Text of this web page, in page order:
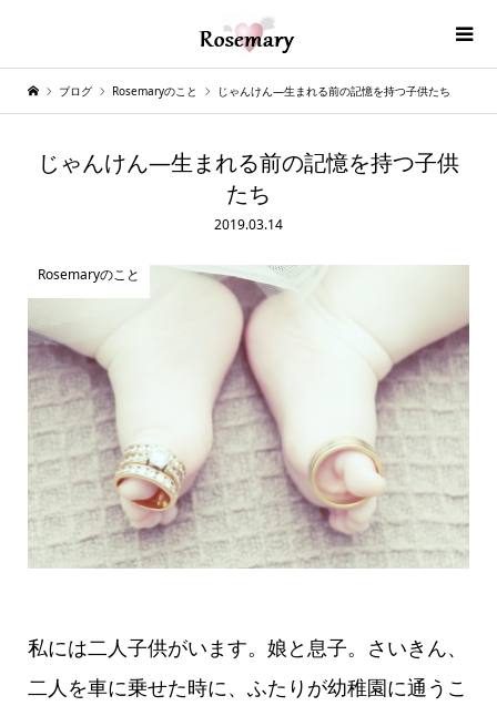
ブログ Rosemaryのこと じゃんけん―生まれる前の記憶を持つ子供たち
じゃんけん―生まれる前の記憶を持つ子供
たち
2019.03.14
Rosemaryのこと
私には二人子供がいます。娘と息子。さいきん、
二人を車に乗せた時に、ふたりが幼稚園に通うこ